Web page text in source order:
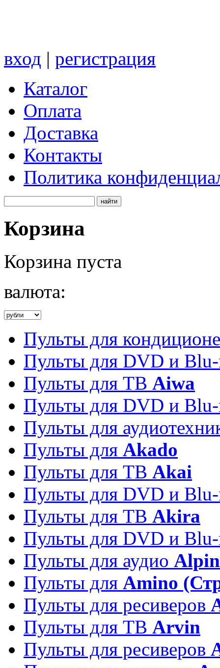
вход | регистрация
Каталог
Оплата
Доставка
Контакты
Политика
Корзина
Корзина пуста
валюта:
Пульты для
Пульты для DVD и
Пульты для ТВ Aiwa
Пульты для DVD и
Пульты для
Пульты для Akado
Пульты для ТВ Akai
Пульты для DVD и
Пульты для ТВ Akira
Пульты для DVD и
Пульты для аудио
Пульты для Amino
Пульты для ресиверов
Пульты для ТВ Arvin
Пульты для ресиверов